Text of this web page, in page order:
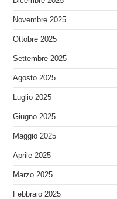
Novembre 2025
Ottobre 2025
Settembre 2025
Agosto 2025
Luglio 2025
Giugno 2025
Maggio 2025
Aprile 2025
Marzo 2025
Febbraio 2025